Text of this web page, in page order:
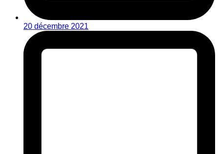
20 décembre 2021